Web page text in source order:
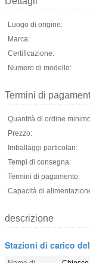
Luogo di origine:
Marca:
Certificazione:
Numero di modello:
Termini di
Quantità di ordine
Prezzo:
Imballaggi particolari:
Tempi di consegna:
Termini di pagamento:
Capacità di
descrizione
Stazioni di carico